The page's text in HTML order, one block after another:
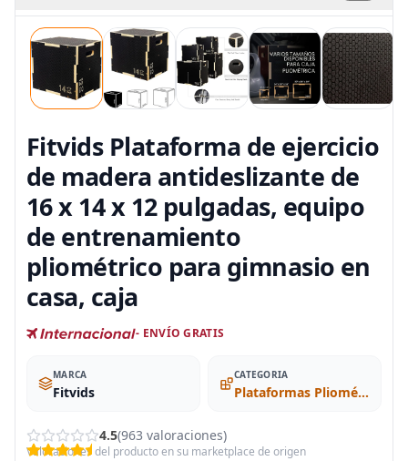
Fitvids Plataforma de ejercicio
de madera antideslizante de
16 x 14 x 12 pulgadas, equipo
de entrenamiento
pliométrico para gimnasio en
casa, caja
- ENVÍO GRATIS
MARCA
Fitvids
CATEGORIA
Plataformas Pliométricas
4.5(963 valoraciones)
Valoraciones del producto en su marketplace de origen